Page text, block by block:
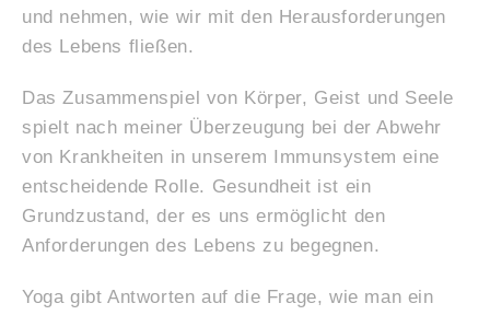
und nehmen, wie wir mit den Herausforderungen
des Lebens fließen.
Das Zusammenspiel von Körper, Geist und Seele
spielt nach meiner Überzeugung bei der Abwehr
von Krankheiten in unserem Immunsystem eine
entscheidende Rolle. Gesundheit ist ein
Grundzustand, der es uns ermöglicht den
Anforderungen des Lebens zu begegnen.
Yoga gibt Antworten auf die Frage, wie man ein